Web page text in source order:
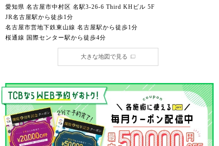
愛知県 名古屋市中村区 名駅3-26-6 Third KHビル 5F
JR名古屋駅から徒歩1分
名古屋市営地下鉄東山線 名古屋駅から徒歩1分
桜通線 国際センター駅から徒歩4分
大きな地図で見る